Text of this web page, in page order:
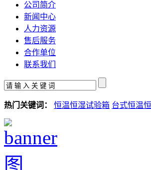
公司简介
新闻中心
人力资源
售后服务
合作单位
联系我们
热门关键词： 恒温恒湿试验箱 台式恒温